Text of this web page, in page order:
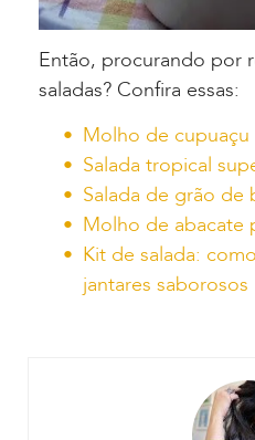
Então, procurando por
saladas? Confira essas:
Molho de cupuaçu
Salada tropical
Salada de grão de
Molho de abacate
Kit de salada:
jantares saborosos